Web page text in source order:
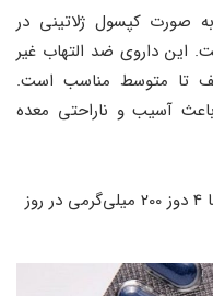
صورت کپسول ژلاتینی در
این داروی ضد التهاب غیر
تا متوسط مناسب است.
آسیب و ناراحتی معده